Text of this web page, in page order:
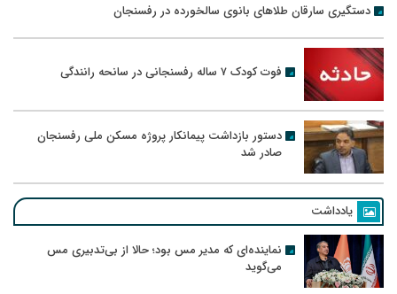
دستگیری سارقان طلاهای بانوی سالخورده در رفسنجان
فوت کودک ۷ ساله رفسنجانی در سانحه رانندگی
دستور بازداشت پیمانکار پروژه مسکن ملی رفسنجان
صادر شد
یادداشت
نماینده‌ای که مدیر مس بود؛ حالا از بی‌تدبیری مس
می‌گوید